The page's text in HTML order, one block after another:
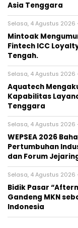
Asia Tenggara
Selasa, 4 Agustus 2026
Mintoak
Fintech ICC
Tengah.
Selasa, 4 Agustus 2026
Aquatech
Kapabilitas
Tenggara
Selasa, 4 Agustus 2026
WEPSEA 2026
Pertumbuhan
dan Forum
Selasa, 4 Agustus 2026
Bidik Pasar
Gandeng MKN
Indonesia